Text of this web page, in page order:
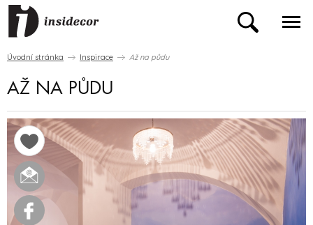
Úvodní stránka Inspirace Až na půdu
AŽ NA PŮDU